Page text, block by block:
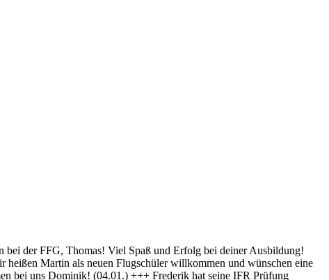
heute seine Praktische Prüfung bestanden. Herzlichen Glückwunsch und Always Happy Landings (28.10) +++ Glückwunsch Karsten! Die Schülerakte wurde soeben geschlossen :-) Always happy Landings (12.9.) +++ Hendrik ist heute seine ersten Solo-Platzrunden geflogen. Herzlichen Glückwünsch und always happy landings (3.9.) +++ Wir begrüßen Richard als neues Mitglied der FFG und wünschen eine erfolgreiche Ausbildung! (1.9.) +++ Norman hat die Theoretische Prüfung bestanden. Herzlichen Glückwunsch (31.8.) +++ Vincent hat seinen ersten Alleinflug absolviert! Herzlichen Glückwunsch und weiterhin Happy Landings! (26.08.) +++ Wir heißen Clemens E. und Clemens H. als neue Flugschüler willkommen und wünschen eine erfolgreiche Ausbildung! (26.08.) +++ Herzlichen Glückwünsch zum ersten Solo, Luis und always happy landings! (22.08.) +++ Die FFG hat ein neues Vereinsmitglied und einen weiteren Flugschüler. Herzlich Willkommen, Stefan ! (7.8.) +++ Vom „Fußgänger“ zum Luftfahrzeugführer! Lieber Carsten, herzlichen Glückwunsch zur bestandenen PPL-Prüfung! (19.7.) +++ Simon hat seine Praktische Prüfung bestanden! (12.07.) Herzlichen Glückwunsch und Always Happy Landings +++ Wir begrüßen Stefan S. als neues Mitglied der FFG! - Herzlichen Glückwunsch & Always Happy Landings! (06.07.) +++ (Falscheintrag ?? hr) Die FFG hat ein neues Vereinsmitglied und die Flugschule einen neuen Schüler: Herzlich Willkommen, Robert, und viel Spaß und Erfolg bei deiner Ausbildung. (2.7.) +++ Patrik hat heute sein erstes Solo geflogen - Herzlichen Glückwunsch & Always Happy Landings! (30.6.) +++ Herzlichen Glückwunsch Thiago zur erfolgreichen Prüfung (15.06.) & Always Happy Landings +++ Herzlichen Glückwunsch zu bestandenen PPL(A) Prüfung, Fabian - always happy landings ! (19.5.) +++ Stefan hat die Prüfung für die Instrumentenflugberechtigung bestanden! Gratulation und weiterhin Happy Landings! . (04.05.) +++ Herzlich Willkommen bei der FFG, Eike, und viel Spaß und Erfolg bei deiner Ausbildung. (22.04.) +++ Wir heißen Daniel H. als neuen Flugschüler willkommen und wünschen eine erfolgreiche Ausbildung! (01.04.) +++ Gratulation auch an Daniel P., der heute (31.03.) seinen ersten Alleinflug absolviert hat! Herzlichen Glückwunsch und weiterhin Happy Landings! +++ Norman hat am 15.03. seinen ersten Alleinflug absolviert! Herzlichen Glückwunsch und weiterhin Happy Landings! +++ Daniel hat heute (9.3.) seine Theoretische Prüfung bestanden! Herzlichen Glückwunsch und viel Spaß bei den nächsten Ausbildungsschritten +++ Marek hat heute (1.3.) seine Praktische Prüfung bestanden -Herzlichen Glückwunsch und Always Happy Landings +++ Herzlich Willkommen, Luis. Viel Spaß und Erfolg bei deiner Ausbildung. +++ Herzlich Willkommen, Maximilian. Viel Spaß und Erfolg bei deiner Ausbildung. +++ Simon hat heute (9.2.) seine Theoretische Prüfung bestanden - Herzlichen Glückwunsch +++ Paul hat heute (22. Nov) seine PPL-Prüfung bestanden! Herzlichen Glückwunsch und Always Happy Landings! +++ Willkommen bei der FFG, Vincent. Viel Spaß und Erfolg bei deiner Ausbildung! +++ Willkommen bei der FFG, Doris. Viel Spaß und Erfolg bei deiner Ausbildung! +++ Holger hat seine PPL-Prüfung bestanden! Gratulation und weiterhin Happy Landings! +++ Micha hat seine PPL